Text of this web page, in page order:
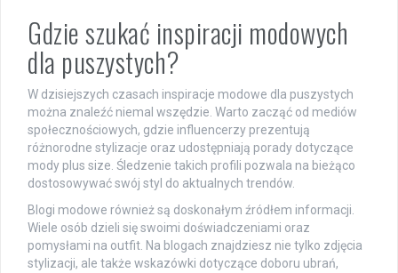
Gdzie szukać inspiracji modowych
dla puszystych?
W dzisiejszych czasach inspiracje modowe dla puszystych
można znaleźć niemal wszędzie. Warto zacząć od mediów
społecznościowych, gdzie influencerzy prezentują
różnorodne stylizacje oraz udostępniają porady dotyczące
mody plus size. Śledzenie takich profili pozwala na bieżąco
dostosowywać swój styl do aktualnych trendów.
Blogi modowe również są doskonałym źródłem informacji.
Wiele osób dzieli się swoimi doświadczeniami oraz
pomysłami na outfit. Na blogach znajdziesz nie tylko zdjęcia
stylizacji, ale także wskazówki dotyczące doboru ubrań,